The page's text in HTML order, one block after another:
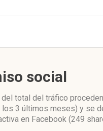
social
del total del tráfico
los 3 últimos meses) y se
en Facebook (249